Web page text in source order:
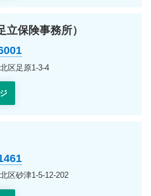
保険事務所）
区足原1-3-4
区砂津1-5-12-202